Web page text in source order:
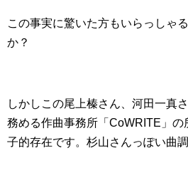
この事実に驚いた方もいらっしゃ
か？
しかしこの尾上榛さん、河田一真
務める作曲事務所「CoWRITE」の
子的存在です。杉山さんっぽい曲